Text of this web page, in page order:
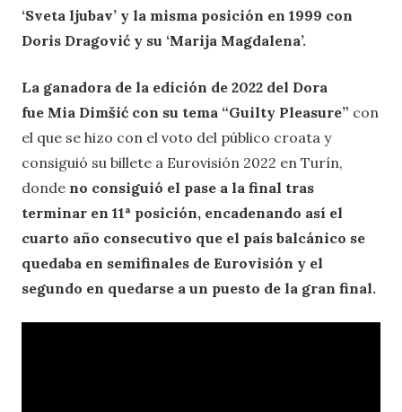
‘Sveta ljubav’ y la misma posición en 1999 con
Doris Dragović y su ‘Marija Magdalena’.
La ganadora de la edición de 2022 del Dora
fue Mia Dimšić con su tema “Guilty Pleasure” con
el que se hizo con el voto del público croata y
consiguió su billete a Eurovisión 2022 en Turín,
donde no consiguió el pase a la final tras
terminar en 11ª posición, encadenando así el
cuarto año consecutivo que el país balcánico se
quedaba en semifinales de Eurovisión y el
segundo en quedarse a un puesto de la gran final.